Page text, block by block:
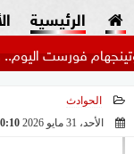
الرئيسية
فورست اليوم.. حمزة
الحوادث
الأحد، 31 مايو 2026
10:10